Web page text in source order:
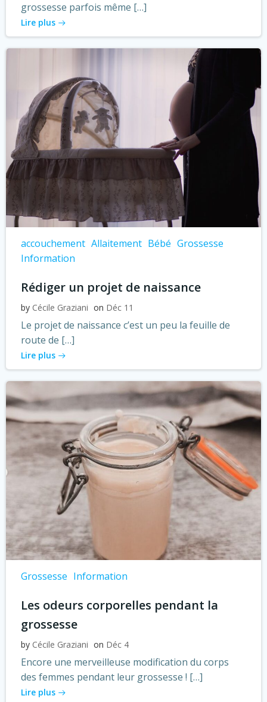
grossesse parfois même […]
Lire plus
accouchement Allaitement Bébé Grossesse
Information
Rédiger un projet de naissance
by Cécile Graziani on Déc 11
Le projet de naissance c’est un peu la feuille de
route de […]
Lire plus
Grossesse Information
Les odeurs corporelles pendant la
grossesse
by Cécile Graziani on Déc 4
Encore une merveilleuse modification du corps
des femmes pendant leur grossesse ! […]
Lire plus